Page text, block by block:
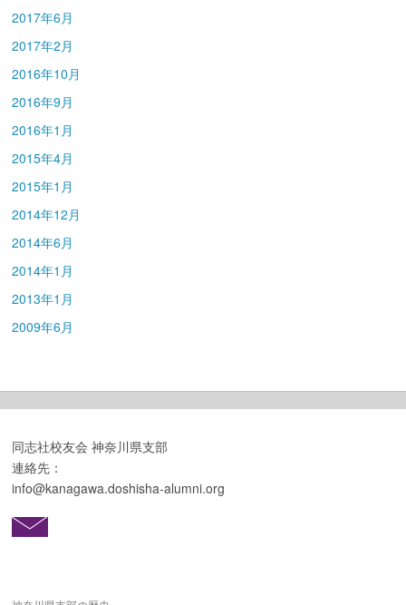
2017年6月
2017年2月
2016年10月
2016年9月
2016年1月
2015年4月
2015年1月
2014年12月
2014年6月
2014年1月
2013年1月
2009年6月
同志社校友会 神奈川県支部
連絡先：
info@kanagawa.doshisha-alumni.org